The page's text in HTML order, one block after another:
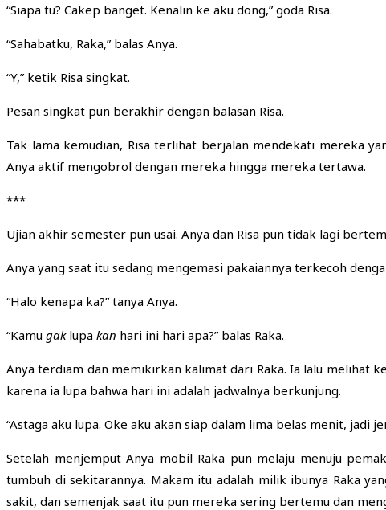
“Siapa tu? Cakep banget. Kenalin ke aku dong,” goda Risa.
“Sahabatku, Raka,” balas Anya.
“Y,” ketik Risa singkat.
Pesan singkat pun berakhir dengan balasan Risa.
Tak lama kemudian, Risa terlihat berjalan mendekati mereka
Anya aktif mengobrol dengan mereka hingga mereka tertawa.
***
Ujian akhir semester pun usai. Anya dan Risa pun tidak lagi
Anya yang saat itu sedang mengemasi pakaiannya terkecoh
“Halo kenapa ka?” tanya Anya.
“Kamu gaklupa kan hari ini hari apa?” balas Raka.
Anya terdiam dan memikirkan kalimat dari Raka. Ia lalu melihat
karena ia lupa bahwa hari ini adalah jadwalnya berkunjung.
“Astaga aku lupa. Oke aku akan siap dalam lima belas menit,
Setelah menjemput Anya mobil Raka pun melaju menuju
tumbuh di sekitarannya. Makam itu adalah milik ibunya Raka
sakit, dan semenjak saat itu pun mereka sering bertemu dan